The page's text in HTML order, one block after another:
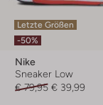
Letzte Größen
-50%
Nike
Sneaker Low
€ 79,95 € 39,99